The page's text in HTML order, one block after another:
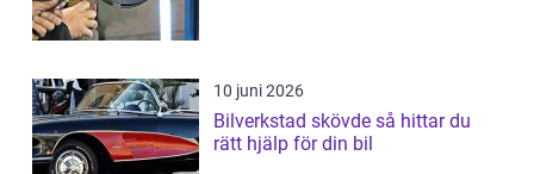
10 juni 2026
Bilverkstad skövde så hittar du
rätt hjälp för din bil